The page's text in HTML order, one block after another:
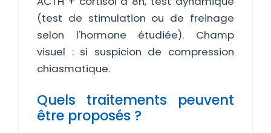
(test de stimulation ou de freinage
selon l'hormone étudiée). Champ
visuel : si suspicion de compression
chiasmatique.
Quels traitements peuvent
être proposés ?